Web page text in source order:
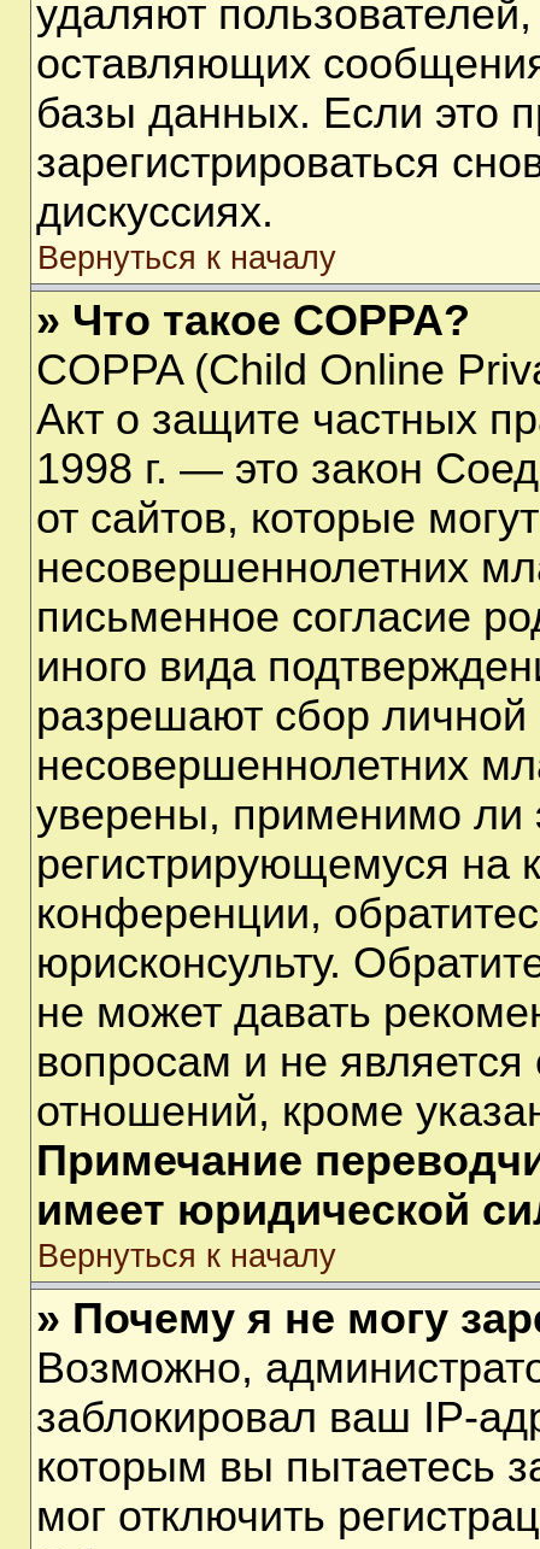
удаляют
оставляющих
базы данных. Если это
зарегистрироваться
дискуссиях.
Вернуться к началу
» Что такое COPPA?
COPPA (Child Online
Акт о защите частных
1998 г. — это закон
от сайтов, которые
несовершеннолетних
письменное согласие
иного вида
разрешают сбор
несовершеннолетних
уверены, применимо ли
регистрирующемуся на
конференции,
юрисконсульту.
не может давать
вопросам и не
отношений, кроме
Примечание
имеет юридической
Вернуться к началу
» Почему я не могу
Возможно,
заблокировал ваш IP-
которым вы пытаетесь
мог отключить